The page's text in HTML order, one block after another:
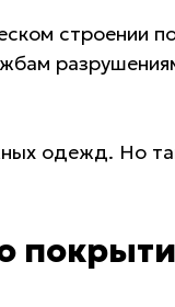
строении
одежд. Но